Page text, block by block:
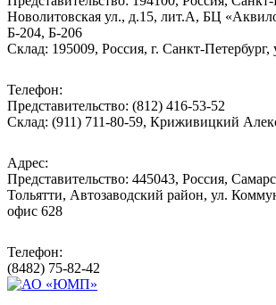
Новолитовская ул., д.15, лит.А, БЦ
Б-204, Б-206
Склад: 195009, Россия, г. Санкт-Петербург,
Телефон:
Представительство: (812) 416-53-52
Склад: (911) 711-80-59, Криживицкий
Адрес:
Представительство: 445043, Россия,
Тольятти, Автозаводский район, ул.
офис 628
Телефон:
(8482) 75-82-42